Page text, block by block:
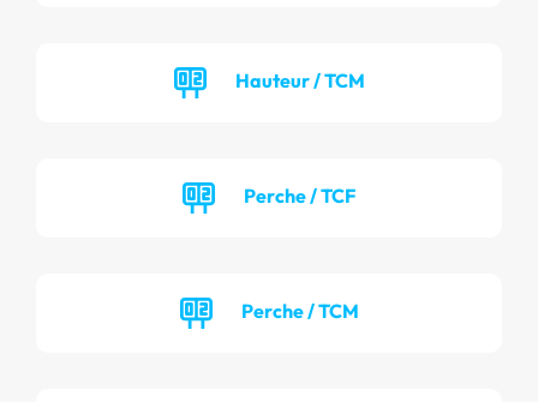
Hauteur / TCM
Perche / TCF
Perche / TCM